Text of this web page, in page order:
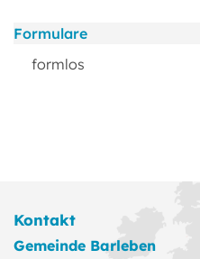
Formulare
formlos
Kontakt
Gemeinde Barleben